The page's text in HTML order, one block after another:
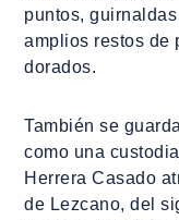
puntos,
amplios restos de
dorados.
También se
como una
Herrera Casado
de Lezcano, del